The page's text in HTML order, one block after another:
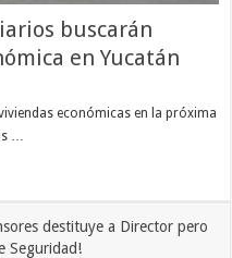
buscarán
en Yucatán
económicas en la próxima
…
destituye a Director pero
Seguridad!